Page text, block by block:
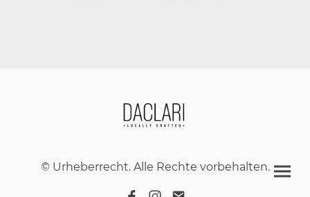
© Urheberrecht. Alle Rechte vorbehalten.